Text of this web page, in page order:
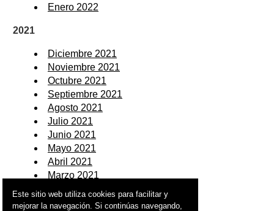
Enero 2022
2021
Diciembre 2021
Noviembre 2021
Octubre 2021
Septiembre 2021
Agosto 2021
Julio 2021
Junio 2021
Mayo 2021
Abril 2021
Marzo 2021
Febrero 2021
Enero 2021
Este sitio web utiliza cookies para facilitar y
mejorar la navegación. Si continúas navegando,